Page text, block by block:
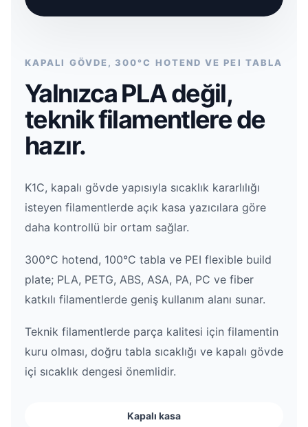
KAPALI GÖVDE, 300°C HOTEND VE PEI TABLA
Yalnızca PLA değil,
teknik filamentlere de
hazır.
K1C, kapalı gövde yapısıyla sıcaklık kararlılığı
isteyen filamentlerde açık kasa yazıcılara göre
daha kontrollü bir ortam sağlar.
300°C hotend, 100°C tabla ve PEI flexible build
plate; PLA, PETG, ABS, ASA, PA, PC ve fiber
katkılı filamentlerde geniş kullanım alanı sunar.
Teknik filamentlerde parça kalitesi için filamentin
kuru olması, doğru tabla sıcaklığı ve kapalı gövde
içi sıcaklık dengesi önemlidir.
Kapalı kasa